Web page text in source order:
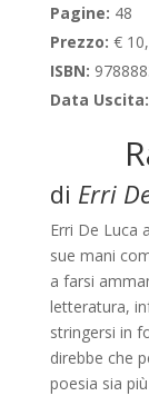
Pagine: 48
Prezzo: €
ISBN:
Data Uscita:
di Erri
Erri De Luca
sue mani
a farsi
letteratura,
stringersi in
direbbe che
poesia sia